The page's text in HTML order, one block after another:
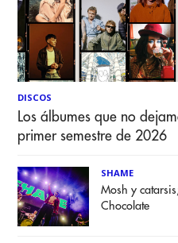
DISCOS
Los álbumes que no
primer semestre de 2026
SHAME
Mosh y
Chocolate